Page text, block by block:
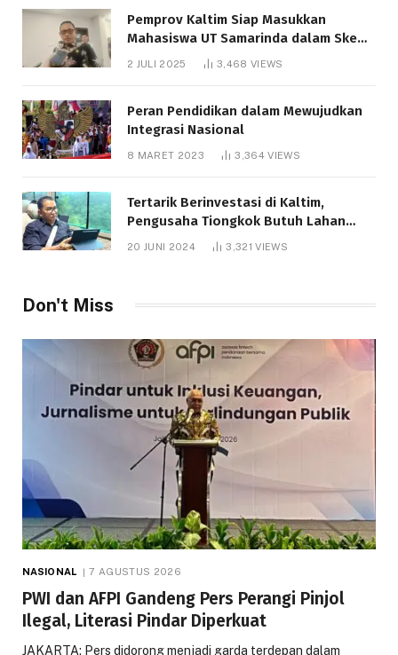
Pemprov Kaltim Siap Masukkan
Mahasiswa UT Samarinda dalam Skema
Bantuan Pendidikan Gratispol
2 JULI 2025 3,468 VIEWS
Peran Pendidikan dalam Mewujudkan
Integrasi Nasional
8 MARET 2023 3,364VIEWS
Tertarik Berinvestasi di Kaltim,
Pengusaha Tiongkok Butuh Lahan
1.000 Hektare
20 JUNI 2024 3,321VIEWS
Don't Miss
NASIONAL 7 AGUSTUS 2026
PWI dan AFPI Gandeng Pers Perangi Pinjol
Ilegal, Literasi Pindar Diperkuat
JAKARTA: Pers didorong menjadi garda terdepan dalam